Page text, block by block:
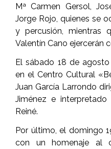
Mª Carmen Gersol,
Jorge Rojo, quienes se
y percusión, mientras
Valentín Cano ejercerán
El sábado 18 de
en el Centro Cultural
Juan García Larrondo
Jiménez e
Reiné.
Por último, el domingo
con un homenaje al